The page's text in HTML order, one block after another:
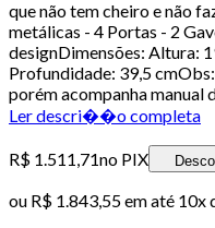
que não tem cheiro e não
metálicas - 4 Portas - 2
designDimensões: Altura:
Profundidade: 39,5
porém acompanha manual
Ler descri��o completa
R$ 1.511,71no PIX
ou R$ 1.843,55em até 10x